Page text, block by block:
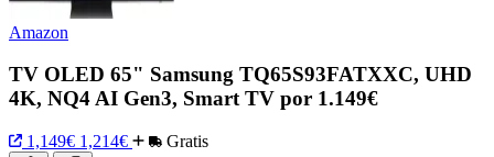
Amazon
TV OLED 65" Samsung TQ65S93FATXXC, UHD
4K, NQ4 AI Gen3, Smart TV por 1.149€
1,149€ 1,214€ Gratis